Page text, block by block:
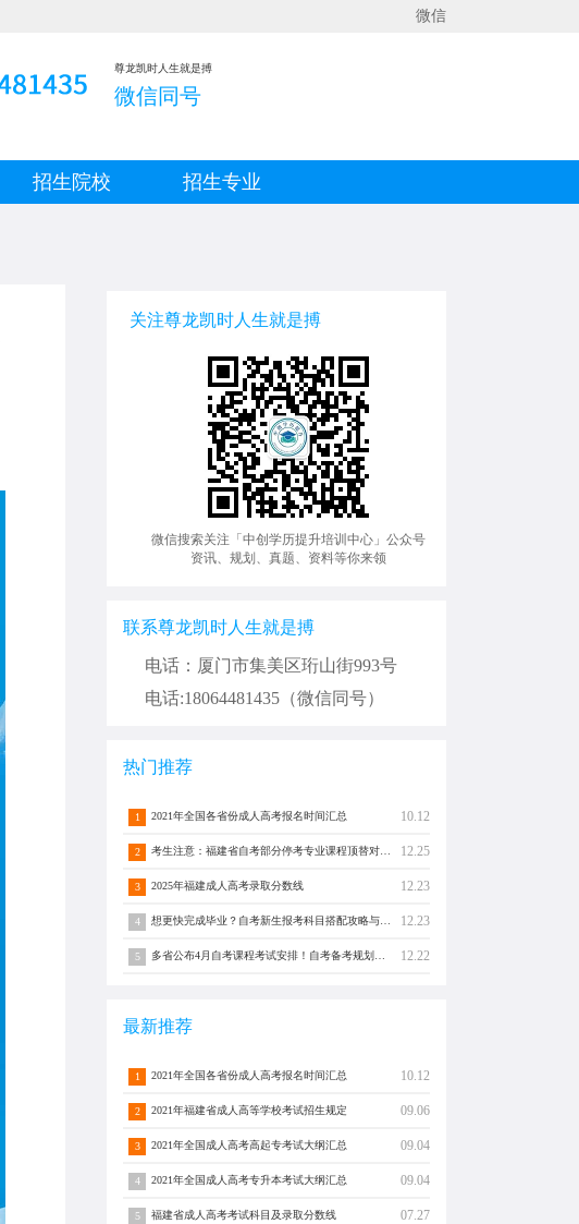
微信
尊龙凯时人生就是搏
微信同号
招生院校 招生专业
关注尊龙凯时人生就是搏
微信搜索关注「中创学历提升培训中心」公众号
资讯、规划、真题、资料等你来领
联系尊龙凯时人生就是搏
电话：厦门市集美区珩山街993号
电话:18064481435（微信同号）
热门推荐
1 2021年全国各省份成人高考报名时间汇总 10.12
2 12.25
3 2025年福建成人高考录取分数线 12.23
4 12.23
5 12.22
最新推荐
1 2021年全国各省份成人高考报名时间汇总 10.12
2 2021年福建省成人高等学校考试招生规定 09.06
3 2021年全国成人高考高起专考试大纲汇总 09.04
4 2021年全国成人高考专升本考试大纲汇总 09.04
5 福建省成人高考考试科目及录取分数线 07.27